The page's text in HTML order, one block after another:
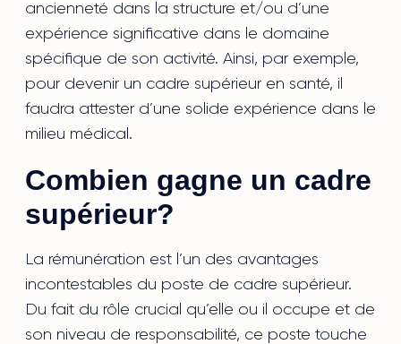
ancienneté dans la structure et/ou d’une
expérience significative dans le domaine
spécifique de son activité. Ainsi, par exemple,
pour devenir un cadre supérieur en santé, il
faudra attester d’une solide expérience dans le
milieu médical.
Combien gagne un cadre
supérieur?
La rémunération est l’un des avantages
incontestables du poste de cadre supérieur.
Du fait du rôle crucial qu’elle ou il occupe et de
son niveau de responsabilité, ce poste touche